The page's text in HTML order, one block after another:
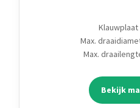
Max.
Max.
Bekijk